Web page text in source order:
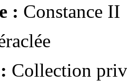
: Constance II
Collection